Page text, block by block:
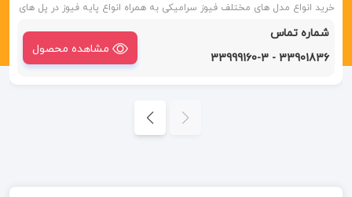
خرید انواع مدل های مختلف فیوز سرامیکی به همراه انواع پایه فیوز در پل های
شماره تماس
33901836 - 33999160-3
مشاهده محصول